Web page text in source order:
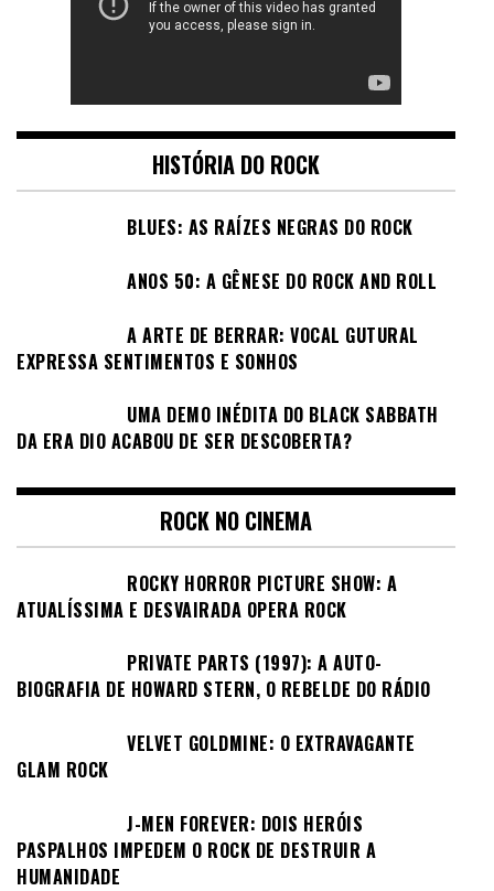
HISTÓRIA DO ROCK
BLUES: AS RAÍZES NEGRAS DO ROCK
ANOS 50: A GÊNESE DO ROCK AND ROLL
A ARTE DE BERRAR: VOCAL GUTURAL
EXPRESSA SENTIMENTOS E SONHOS
UMA DEMO INÉDITA DO BLACK SABBATH
DA ERA DIO ACABOU DE SER DESCOBERTA?
ROCK NO CINEMA
ROCKY HORROR PICTURE SHOW: A
ATUALÍSSIMA E DESVAIRADA OPERA ROCK
PRIVATE PARTS (1997): A AUTO-
BIOGRAFIA DE HOWARD STERN, O REBELDE DO RÁDIO
VELVET GOLDMINE: O EXTRAVAGANTE
GLAM ROCK
J-MEN FOREVER: DOIS HERÓIS
PASPALHOS IMPEDEM O ROCK DE DESTRUIR A
HUMANIDADE